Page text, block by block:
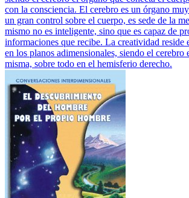
con la consciencia. El cerebro es un órgano
un gran control sobre el cuerpo, es sede de la
mismo no es inteligente, sino que es capaz de
informaciones que recibe. La creatividad reside
en los planos adimensionales, siendo el cerebro
misma, sobre todo en el hemisferio derecho.